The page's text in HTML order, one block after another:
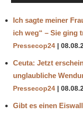
Ich sagte meiner
ich weg“ – Sie ging
Pressecop24
Ceuta: Jetzt
unglaubliche
Pressecop24
Gibt es einen